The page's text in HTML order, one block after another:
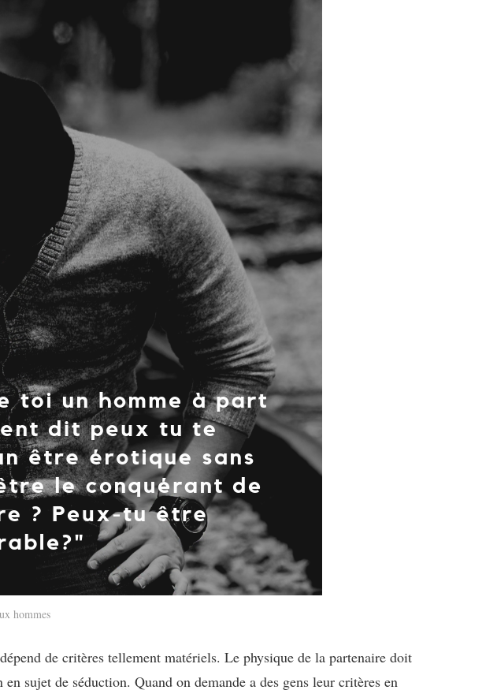
hommes
de critères tellement matériels. Le physique de la partenaire doit
sujet de séduction. Quand on demande a des gens leur critères en